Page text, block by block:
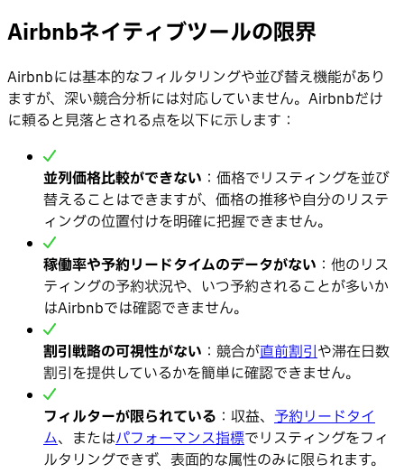
Airbnbネイティブツールの限界
Airbnbには基本的なフィルタリングや並び替え機能があり
ますが、深い競合分析には対応していません。Airbnbだけ
に頼ると見落とされる点を以下に示します：
並列価格比較ができない ：価格でリスティングを並び
替えることはできますが、価格の推移や自分のリステ
ィングの位置付けを明確に把握できません。
稼働率や予約リードタイムのデータがない ：他のリス
ティングの予約状況や、いつ予約されることが多いか
はAirbnbでは確認できません。
割引戦略の可視性がない ：競合が直前割引や滞在日数
割引を提供しているかを簡単に確認できません。
フィルターが限られている ：収益、 予約リードタイ
ム、またはパフォーマンス指標でリスティングをフィ
ルタリングできず、表面的な属性のみに限られます。